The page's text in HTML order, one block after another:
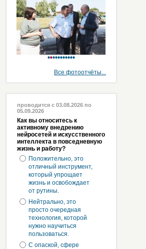
Все фотоотчёты...
проводится с 03.08.2026 по
05.09.2026
Как вы относитесь к
активному внедрению
нейросетей и искусственного
интеллекта в повседневную
жизнь и работу?
Положительно, это
отличный инструмент,
который упрощает
жизнь и освобождает
от рутины.
Нейтрально, это
просто очередная
технология, которой
нужно научиться
пользоваться.
С опаской, сфере